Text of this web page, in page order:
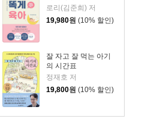
로리(김준희) 저
19,980원 (10% 할인)
잘 자고 잘 먹는 아기
의 시간표
정재호 저
19,800원 (10% 할인)